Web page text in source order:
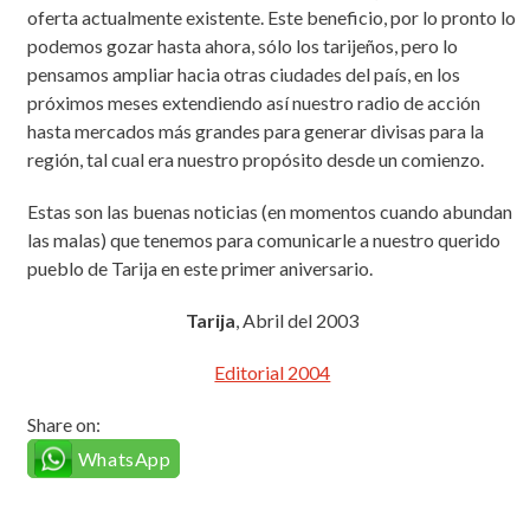
oferta actualmente existente. Este beneficio, por lo pronto lo
podemos gozar hasta ahora, sólo los tarijeños, pero lo
pensamos ampliar hacia otras ciudades del país, en los
próximos meses extendiendo así nuestro radio de acción
hasta mercados más grandes para generar divisas para la
región, tal cual era nuestro propósito desde un comienzo.
Estas son las buenas noticias (en momentos cuando abundan
las malas) que tenemos para comunicarle a nuestro querido
pueblo de Tarija en este primer aniversario.
Tarija, Abril del 2003
Editorial 2004
Share on:
WhatsApp